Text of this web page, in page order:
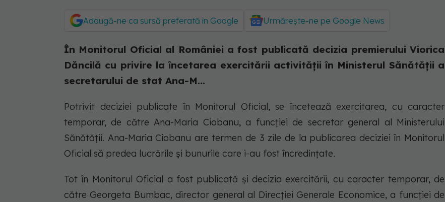
Adaugă-ne ca sursă preferată în Google Urmărește-ne pe Google News
În Monitorul Oficial al României a fost publicată decizia premierului Viorica
Dăncilă cu privire la încetarea exercitării activității în Ministerul Sănătății a
secretarului de stat Ana-M...
Potrivit deciziei publicate în Monitorul Oficial, se încetează exercitarea, cu caracter
temporar, de către Ana-Maria Ciobanu, a funcției de secretar general al Ministerului
Sănătății. Ana-Maria Ciobanu are termen de 3 zile de la publicarea deciziei în Monitorul
Oficial să predea lucrările și bunurile care i-au fost încredințate.
Tot în Monitorul Oficial a fost publicată și decizia exercitării, cu caracter temporar, de
către Georgeta Bumbac, director general al Direcției Generale Economice, a funcției de